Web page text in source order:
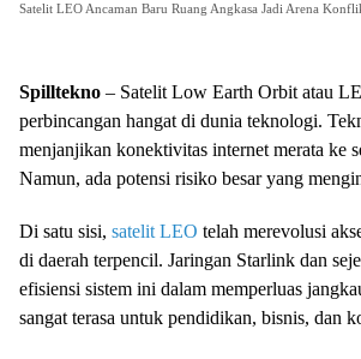
Satelit LEO Ancaman Baru Ruang Angkasa Jadi Arena
Spilltekno – Satelit Low Earth Orbit atau
perbincangan hangat di dunia teknologi.
menjanjikan konektivitas internet merata ke
Namun, ada potensi risiko besar yang
Di satu sisi, satelit LEO telah merevolusi
di daerah terpencil. Jaringan Starlink dan
efisiensi sistem ini dalam memperluas
sangat terasa untuk pendidikan, bisnis, dan